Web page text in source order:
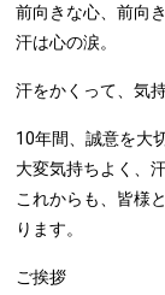
前向きな心、前向
汗は心の涙。
汗をかくって、気
10年間、誠意を大
大変気持ちよく、
これからも、皆様
ります。
ご挨拶